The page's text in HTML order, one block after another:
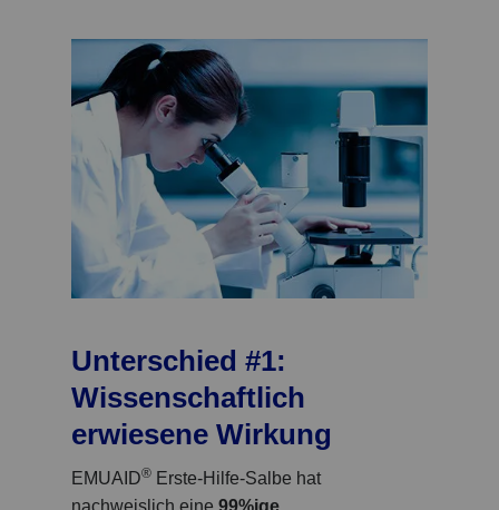
Unterschied #1:
Wissenschaftlich
erwiesene Wirkung
EMUAID® Erste-Hilfe-Salbe hat